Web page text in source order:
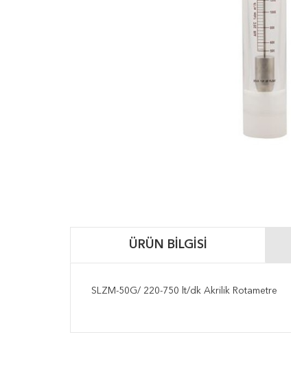
ÜRÜN BILGISI
SLZM-50G/ 220-750 lt/dk Akrilik Rotametre